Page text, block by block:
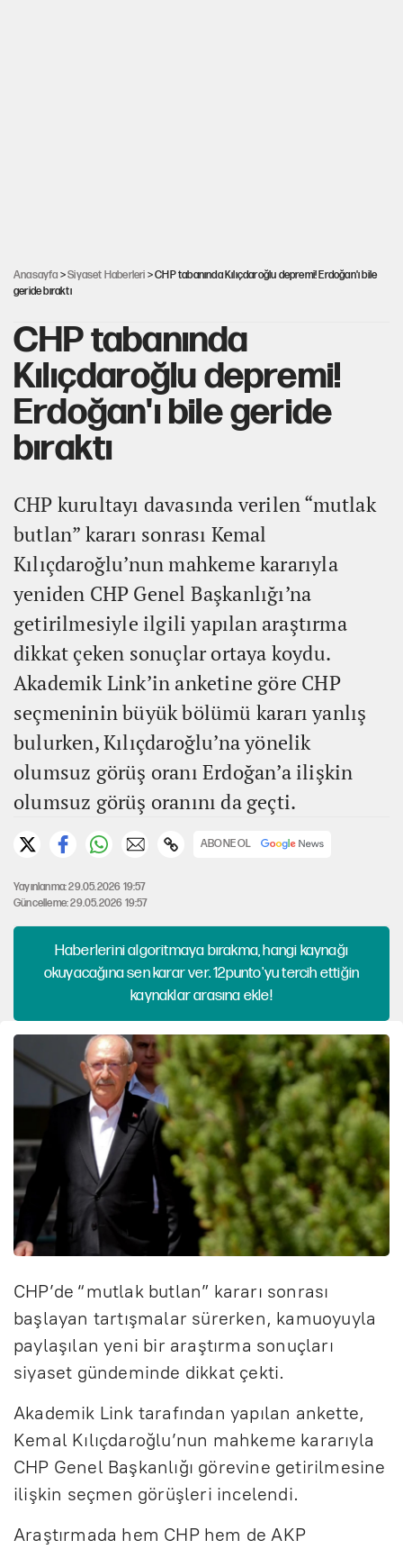
Anasayfa >Siyaset Haberleri > CHP tabanında Kılıçdaroğlu depremi! Erdoğan'ı bile
geride bıraktı
CHP tabanında
Kılıçdaroğlu depremi!
Erdoğan'ı bile geride
bıraktı
CHP kurultayı davasında verilen “mutlak
butlan” kararı sonrası Kemal
Kılıçdaroğlu’nun mahkeme kararıyla
yeniden CHP Genel Başkanlığı’na
getirilmesiyle ilgili yapılan araştırma
dikkat çeken sonuçlar ortaya koydu.
Akademik Link’in anketine göre CHP
seçmeninin büyük bölümü kararı yanlış
bulurken, Kılıçdaroğlu’na yönelik
olumsuz görüş oranı Erdoğan’a ilişkin
olumsuz görüş oranını da geçti.
ABONE OL
Yayınlanma: 29.05.2026 19:57
Güncelleme: 29.05.2026 19:57
Haberlerini algoritmaya bırakma, hangi kaynağı
okuyacağına sen karar ver. 12punto'yu tercih ettiğin
kaynaklar arasına ekle!
CHP’de “mutlak butlan” kararı sonrası
başlayan tartışmalar sürerken, kamuoyuyla
paylaşılan yeni bir araştırma sonuçları
siyaset gündeminde dikkat çekti.
Akademik Link tarafından yapılan ankette,
Kemal Kılıçdaroğlu’nun mahkeme kararıyla
CHP Genel Başkanlığı görevine getirilmesine
ilişkin seçmen görüşleri incelendi.
Araştırmada hem CHP hem de AKP